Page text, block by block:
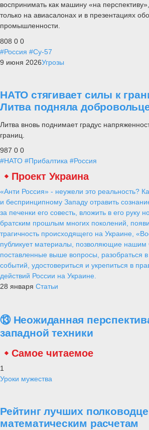
воспринимать как машину «на
только на авиасалонах и в презентациях
промышленности.
808 0 0
#Россия #Су-57
9 июня 2026Угрозы
НАТО стягивает силы к
Литва подняла
Литва вновь поднимает градус
границ.
987 0 0
#НАТО #Прибалтика #Россия
Проект Украина
«Анти Россия» - неужели это реальность?
и беспринципному Западу отравить
за печенки его совесть, вложить в его
братским прошлым многих поколений,
трагичность происходящего на Украине,
публикует материалы, позволяющие нашим
поставленные выше вопросы, разобраться
событий, удостовериться и укрепиться в
действий России на Украине.
28 января Статьи
⑬ Неожиданная
западной техники
Самое читаемое
1
Уроки мужества
Рейтинг лучших
математическим расчетам